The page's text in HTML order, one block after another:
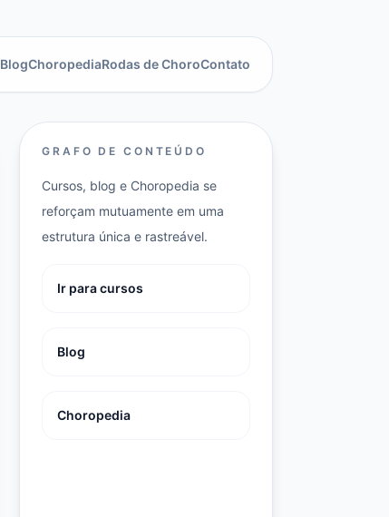
BlogChoropediaRodas de ChoroContato
GRAFO DE CONTEÚDO
Cursos, blog e Choropedia se
reforçam mutuamente em uma
estrutura única e rastreável.
Ir para cursos
Blog
Choropedia